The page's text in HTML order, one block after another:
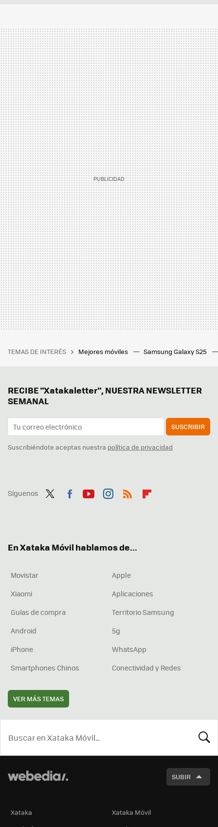
TEMAS DE INTERÉS Mejores móviles Samsung Galaxy S25
RECIBE "Xatakaletter", NUESTRA NEWSLETTER
SEMANAL
SUSCRIBIR
Suscribiéndote aceptas nuestra política de privacidad
Síguenos
En Xataka Móvil hablamos de...
Movistar
Apple
Xiaomi
Aplicaciones
Guías de compra
Territorio Samsung
Android
5g
iPhone
WhatsApp
Smartphones Chinos
Conectividad y Redes
VER MÁS TEMAS
SUBIR
Xataka
Xataka Móvil